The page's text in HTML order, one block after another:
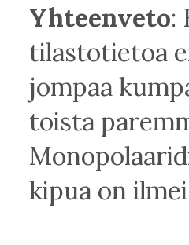
Yhteenveto:
tilastotietoa
jompaa
toista
kipua on